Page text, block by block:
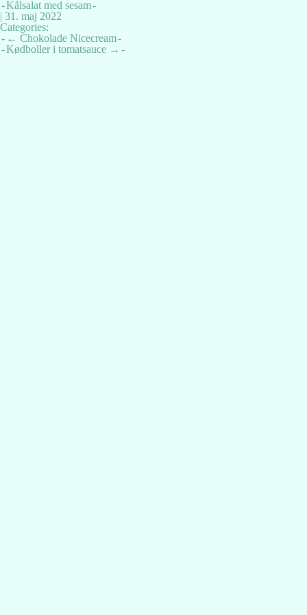
Kålsalat med sesam
| 31. maj 2022
Categories:
Indlægsnavigation
← Chokolade Nicecream
Kødboller i tomatsauce →